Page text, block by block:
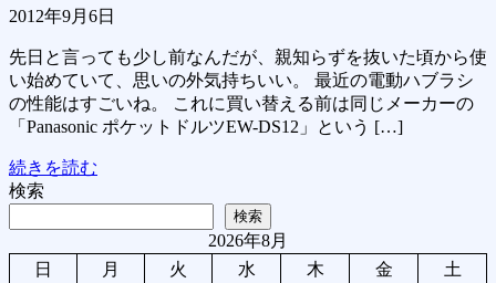
2012年9月6日
先日と言っても少し前なんだが、親知らずを抜いた頃から使
い始めていて、思いの外気持ちいい。 最近の電動ハブラシ
の性能はすごいね。 これに買い替える前は同じメーカーの
「Panasonic ポケットドルツEW-DS12」という […]
続きを読む
検索
検索
2026年8月
日
月 火 水 木 金
土